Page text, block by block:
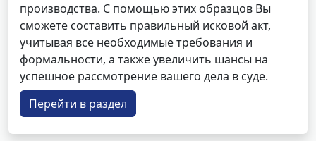
производства. С помощью этих образцов Вы
сможете составить правильный исковой акт,
учитывая все необходимые требования и
формальности, а также увеличить шансы на
успешное рассмотрение вашего дела в суде.
Перейти в раздел